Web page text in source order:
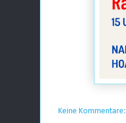
Keine Kommentare: